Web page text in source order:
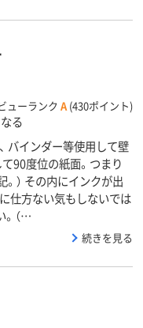
ューランク A (430ポイント)
る
バインダー等使用して壁
90度位の紙面。つまり
） その内にインクが出
仕方ない気もしないでは
。（…
続きを見る